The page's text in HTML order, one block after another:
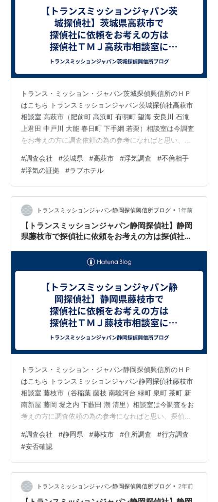
トランス・ミッション・ジャパン茨城探偵興信所のＨＰ
はこちら トランスミッションジャパン茨城探偵社高萩市
相談室 高萩市（肥前町 高浜町 有明町 望海 安良川 石滝
上君田 中戸川 大能 春日町 下手綱 若栗）相談室は今調査
をお考えの方に調査依頼の為の参考になればと思い、探
うに書き出してみます。 まずは、自分が何で悩んでい
て、どうすれば解決に向かえるのかです。 このポイント
をしっかりと把握しなければ探偵社に依頼をする際に本
当に必要な調査依頼なのか、必要以上の調査費用を掛け
てしまっていないかなど的確に判断を行えます。 ポイン
トがはっきりしたら次はその…
#調査会社 #茨城県 #高萩市 #浮気調査 #不倫相手
#浮気の証拠 #ラブホテル
トランスミッションジャパン静岡探偵興信所ブログ • 1年前
【トランスミッションジャパン静岡探偵社】静岡
県藤枝市で探偵社に依頼をお考えの方は探偵社Ｔ
トランス・ミッション・ジャパン静岡探偵興信所のＨＰ
はこちら トランスミッションジャパン静岡探偵社藤枝市
相談室 藤枝市（谷稲葉 藤枝 南駿河台 緑町 泉町 茶町 新
南新屋 藤岡 堀之内 下藪田 潮 清里）相談室は今調査をお
考えの方に調査依頼の為の参考になればと思い、探偵社
書き出してみます。 まずは、自分が何で悩んでいて、ど
うすれば解決に向かえるのかです。 このポイントをしっ
かりと把握しなければ探偵社に依頼をする際に本当に必
要な調査依頼なのか、必要以上の調査費用を掛けてしま
っていないかなど的確に判断を行えます。 ポイントがは
っきりしたら次はその悩み…
#調査会社 #静岡県 #藤枝市 #住所調査 #行方調査
#安否確認
トランスミッションジャパン静岡探偵興信所ブログ • 2年前